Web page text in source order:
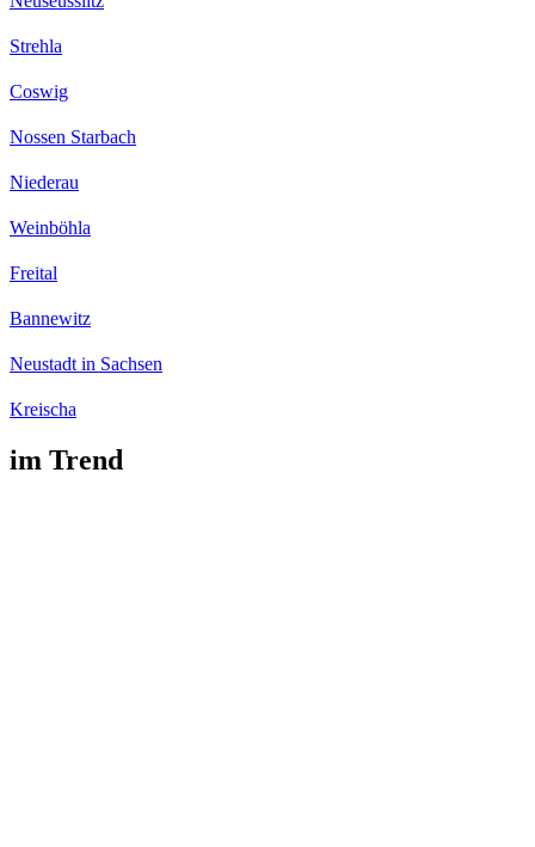
Strehla
Coswig
Nossen Starbach
Niederau
Weinböhla
Freital
Bannewitz
Neustadt in Sachsen
Kreischa
im Trend